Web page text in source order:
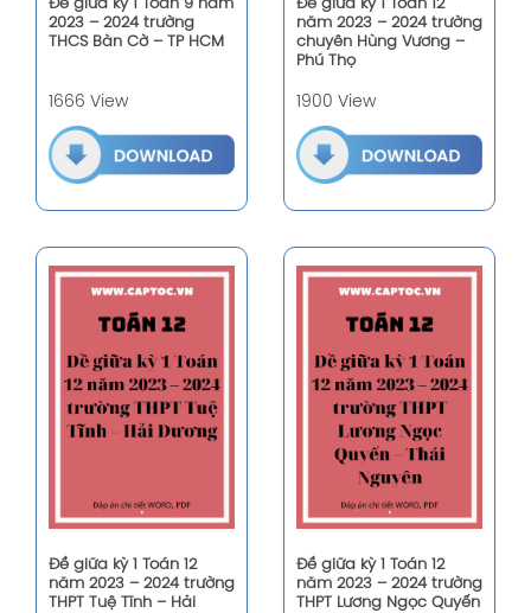
Đề giữa kỳ 1 Toán 9 năm
2023 – 2024 trường
THCS Bàn Cờ – TP HCM
1666 View
Đề giữa kỳ 1 Toán 12
năm 2023 – 2024 trường
chuyên Hùng Vương –
Phú Thọ
1900 View
Đề giữa kỳ 1 Toán 12
năm 2023 – 2024 trường
THPT Tuệ Tĩnh – Hải
Đề giữa kỳ 1 Toán 12
năm 2023 – 2024 trường
THPT Lương Ngọc Quyến